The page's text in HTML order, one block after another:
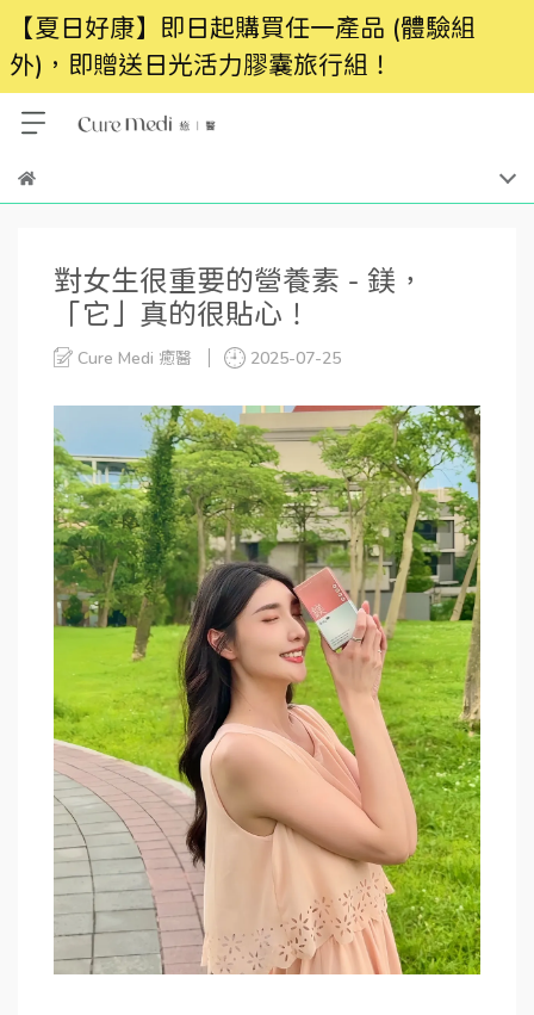
【夏日好康】即日起購買任一產品 (體驗組
外)，即贈送日光活力膠囊旅行組！
對女生很重要的營養素 - 鎂，
「它」真的很貼心！
Cure Medi 癒醫 2025-07-25